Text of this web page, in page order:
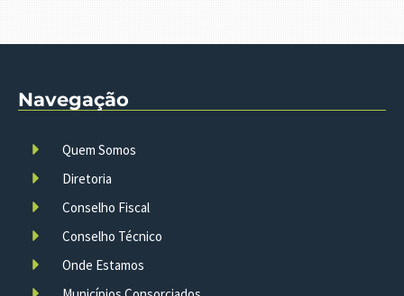
Navegação
Quem Somos
Diretoria
Conselho Fiscal
Conselho Técnico
Onde Estamos